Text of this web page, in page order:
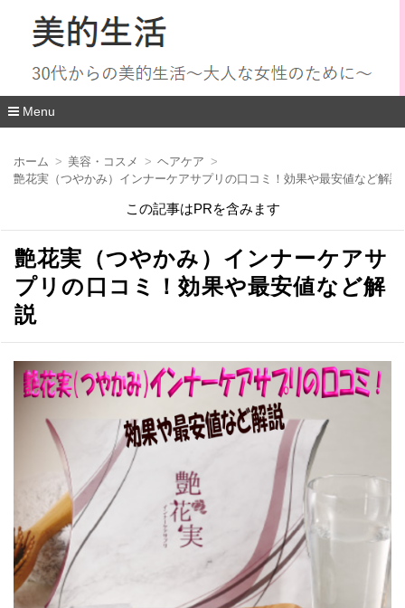
Menu
移
ホーム 美容・コスメ
ヘアケア
艶花実（つやかみ）インナーケアサプリの口コミ！効果や最安値など解説
この記事はPRを含みます
艶花実（つやかみ）インナーケアサ
プリの口コミ！効果や最安値など解
説